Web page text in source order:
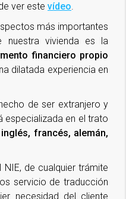
ver este vídeo.
más importantes
vivienda es la
financiero propio
dilatada experiencia en
de ser extranjero y
especializada en el trato
francés, alemán,
de cualquier trámite
servicio de traducción
necesidad del cliente